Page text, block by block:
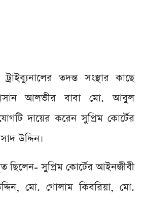
তদন্ত সংস্থার কাছে
আলভীর বাবা মো. আবুল
দায়ের করেন সুপ্রিম কোর্টের
উদ্দিন।
সুপ্রিম কোর্টের আইনজীবী
মো. গোলাম কিবরিয়া, মো.